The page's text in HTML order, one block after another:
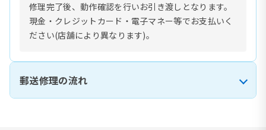
修理完了後、動作確認を行いお引き渡しとなります。
現金・クレジットカード・電子マネー等でお支払いく
ださい(店舗により異なります)。
郵送修理の流れ